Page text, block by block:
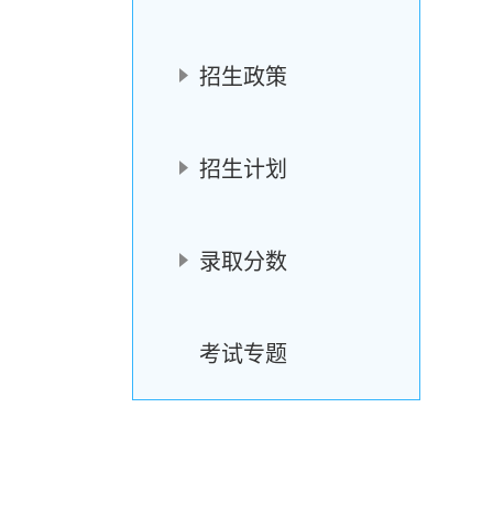
招生政策
招生计划
录取分数
考试专题